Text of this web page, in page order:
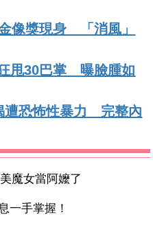
像獎現身 「消風」
甩30巴掌 曝臉腫如
遭恐怖性暴力 完整內
魔女當阿嬤了
一手掌握！